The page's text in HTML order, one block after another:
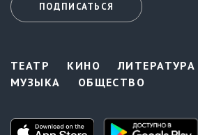
ПОДПИСАТЬСЯ
ТЕАТР КИНО ЛИТЕРАТУРА
МУЗЫКА
ОБЩЕСТВО